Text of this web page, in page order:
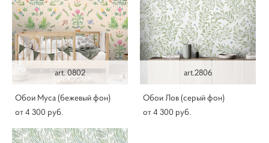
art. 0802
Обои Муса (бежевый фон)
от 4 300 pуб.
art.2806
Обои Лов (серый фон)
от 4 300 pуб.